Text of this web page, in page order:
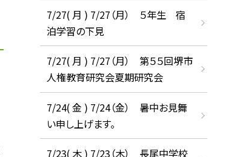
7/27( 月 ) 7/27（月） ５年生 宿
泊学習の下見
7/27( 月 ) 7/27（月） 第５５回堺市
人権教育研究会夏期研究会
7/24( 金 ) 7/24（金） 暑中お見舞
い申し上げます。
7/23( 木 ) 7/23（木） 長尾中学校